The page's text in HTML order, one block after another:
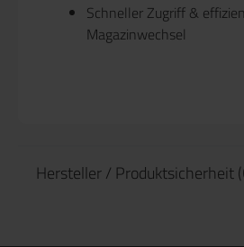
Schneller Zugriff &
Magazinwechsel
Hersteller / Produktsicherheit